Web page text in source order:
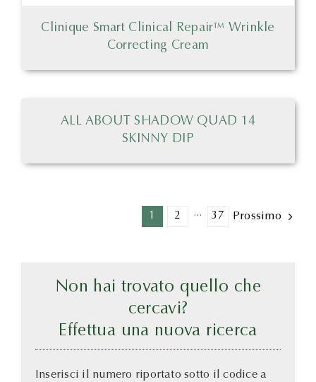
Clinique Smart Clinical Repair™ Wrinkle
Correcting Cream
ALL ABOUT SHADOW QUAD 14
SKINNY DIP
1 2 ··· 37 Prossimo
Non hai trovato quello che
cercavi?
Effettua una nuova ricerca
Inserisci il numero riportato sotto il codice a